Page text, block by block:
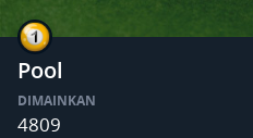
Pool
DIMAINKAN
4809